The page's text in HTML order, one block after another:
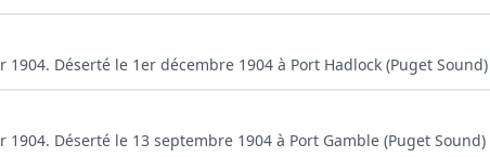
Déserté le 1er décembre 1904 à Port Hadlock (Puget Sound)
Déserté le 13 septembre 1904 à Port Gamble (Puget Sound)